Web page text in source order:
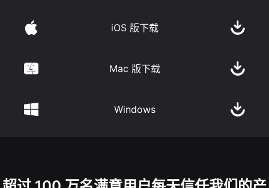
iOS 版下载
Mac 版下载
Windows